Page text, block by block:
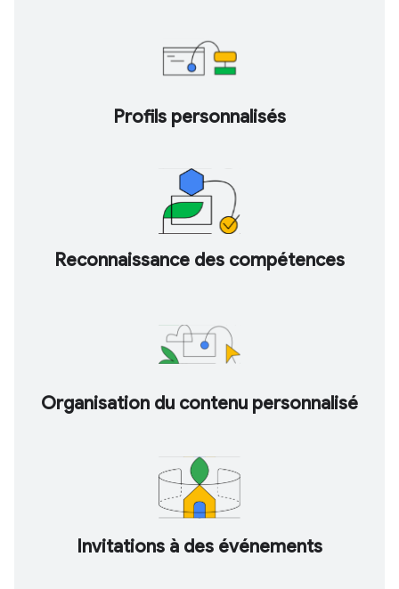
Profils personnalisés
Reconnaissance des compétences
Organisation du contenu personnalisé
Invitations à des événements